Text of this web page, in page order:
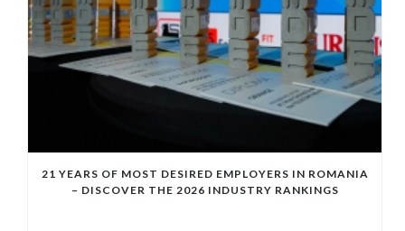
21 YEARS OF MOST DESIRED EMPLOYERS IN ROMANIA
– DISCOVER THE 2026 INDUSTRY RANKINGS